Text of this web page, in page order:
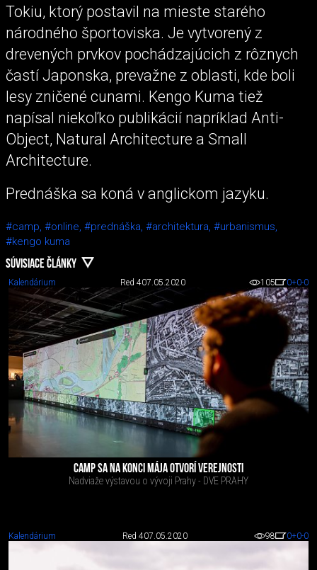
Tokiu, ktorý postavil na mieste starého
národného športoviska. Je vytvorený z
drevených prvkov pochádzajúcich z rôznych
častí Japonska, prevažne z oblasti, kde boli
lesy zničené cunami. Kengo Kuma tiež
napísal niekoľko publikácií napríklad Anti-
Object, Natural Architecture a Small
Architecture.
Prednáška sa koná v anglickom jazyku.
#camp, #online, #prednáška, #architektura, #urbanismus,
#kengo kuma
SÚVISIACE ČLÁNKY
Kalendárium Red 407.05.2020 105 0+0-0
CAMP SA NA KONCI MÁJA OTVORÍ VEREJNOSTI
Nadviaže výstavou o vývoji Prahy - DVE PRAHY
Kalendárium Red 407.05.2020 98 0+0-0